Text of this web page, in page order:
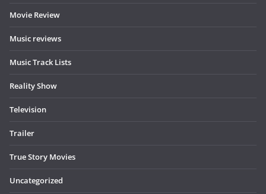
Movie Review
Music reviews
Music Track Lists
Reality Show
Television
Trailer
True Story Movies
Uncategorized